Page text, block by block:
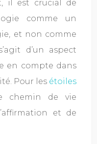
il est crucial de
comme un
et non comme
d’un aspect
en compte dans
Pour les étoiles
chemin de vie
et de